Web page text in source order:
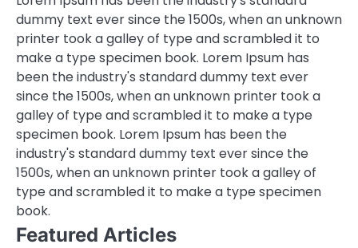
dummy text ever since the 1500s, when an unknown
printer took a galley of type and scrambled it to
make a type specimen book. Lorem Ipsum has
been the industry's standard dummy text ever
since the 1500s, when an unknown printer took a
galley of type and scrambled it to make a type
specimen book. Lorem Ipsum has been the
industry's standard dummy text ever since the
1500s, when an unknown printer took a galley of
type and scrambled it to make a type specimen
book.
Featured Articles